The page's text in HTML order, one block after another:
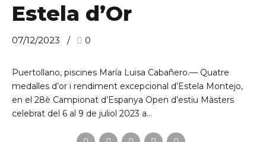
Estela d’Or
07/12/2023 0
Puertollano, piscines María Luisa Cabañero.— Quatre
medalles d’or i rendiment excepcional d’Estela Montejo,
en el 28è Campionat d’Espanya Open d’estiu Màsters
celebrat del 6 al 9 de juliol 2023 a...